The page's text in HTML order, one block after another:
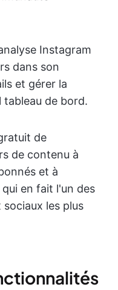
Instagram
dans son
et gérer la
tableau de bord.
de
de contenu à
et à
en fait l'un des
sociaux les plus